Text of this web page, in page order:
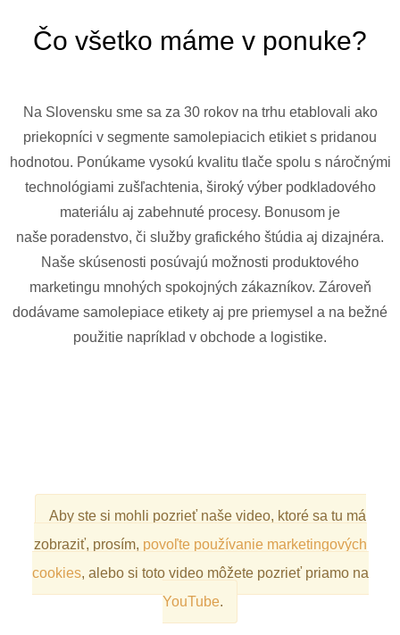
Čo všetko máme v ponuke?
Na Slovensku sme sa za 30 rokov na trhu etablovali ako
priekopníci v segmente samolepiacich etikiet s pridanou
hodnotou. Ponúkame vysokú kvalitu tlače spolu s náročnými
technológiami zušľachtenia, široký výber podkladového
materiálu aj zabehnuté procesy. Bonusom je
naše poradenstvo, či služby grafického štúdia aj dizajnéra.
Naše skúsenosti posúvajú možnosti produktového
marketingu mnohých spokojných zákazníkov. Zároveň
dodávame samolepiace etikety aj pre priemysel a na bežné
použitie napríklad v obchode a logistike.
Aby ste si mohli pozrieť naše video, ktoré sa tu má
zobraziť, prosím, povoľte používanie marketingových
cookies, alebo si toto video môžete pozrieť priamo na
YouTube.